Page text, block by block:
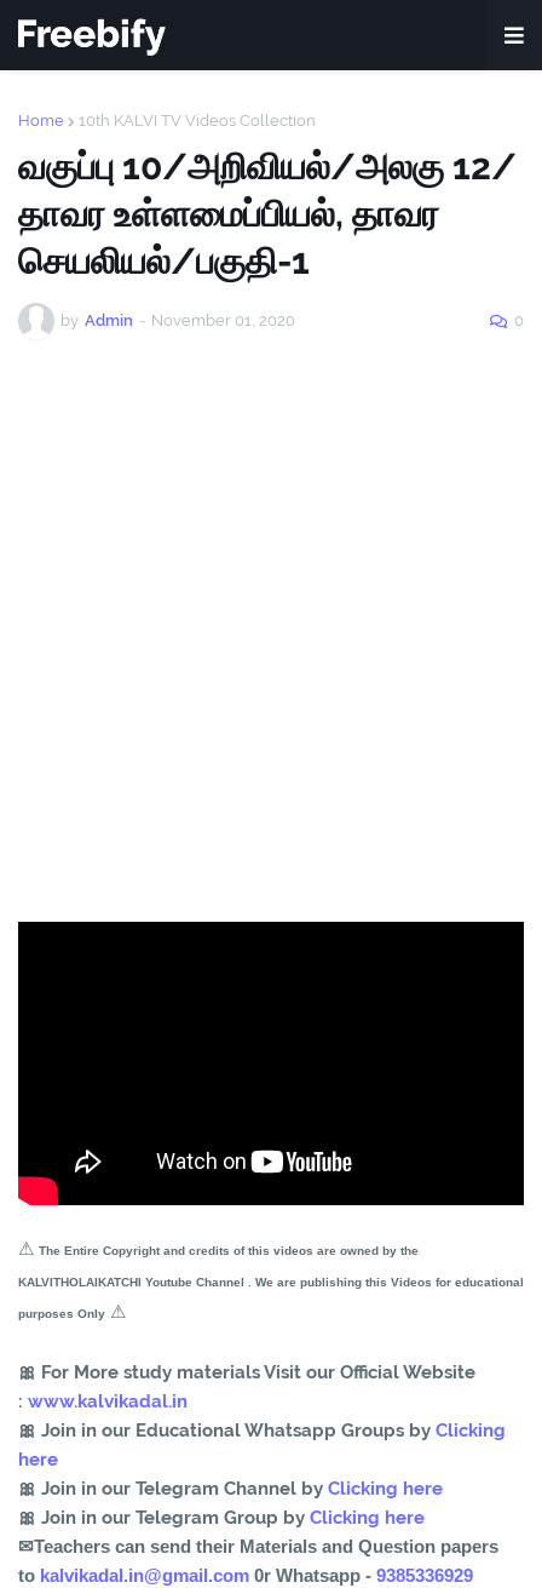
Home 10th KALVI TV Videos Collection
வகுப்பு 10/அறிவியல்/அலகு 12/
தாவர உள்ளமைப்பியல், தாவர
செயலியல்/பகுதி-1
by Admin - November 01, 2020 0
⚠ The Entire Copyright and credits of this videos are owned by the
KALVITHOLAIKATCHI Youtube Channel . We are publishing this Videos for educational
purposes Only ⚠
🎀 For More study materials Visit our Official Website
: www.kalvikadal.in
🎀 Join in our Educational Whatsapp Groups by Clicking
here
🎀 Join in our Telegram Channel by Clicking here
🎀 Join in our Telegram Group by Clicking here
✉Teachers can send their Materials and Question papers
to kalvikadal.in@gmail.com 0r Whatsapp - 9385336929